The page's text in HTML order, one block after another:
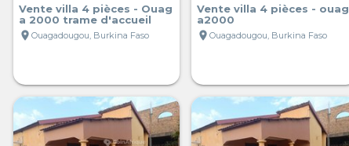
Vente villa 4 pièces - Ouag
a 2000 trame d'accueil
location_on Ouagadougou, Burkina Faso
Vente villa 4 pièces - ouag
a2000
location_on Ouagadougou, Burkina Faso